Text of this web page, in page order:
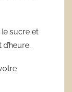
sucre et